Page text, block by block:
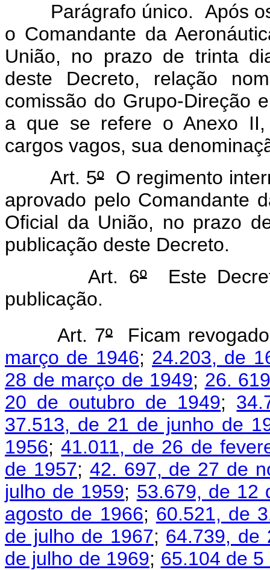
Parágrafo único. Após os
o Comandante da
União, no prazo de trinta
deste Decreto, relação
comissão do Grupo-Direção
a que se refere o Anexo II,
cargos vagos, sua
Art. 5ºO regimento
aprovado pelo Comandante
Oficial da União, no prazo
publicação deste Decreto.
Art. 6ºEste
publicação.
Art. 7ºFicam
março de 1946; 24.203, de
28 de março de 1949; 26.
20 de outubro de 1949;
37.513, de 21 de junho de
1956;41.011, de 26 de
de 1957; 42. 697, de 27 de
julho de 1959; 53.679, de 12
agosto de 1966; 60.521, de
de julho de 1967; 64.739, de
de julho de 1969; 65.104 de